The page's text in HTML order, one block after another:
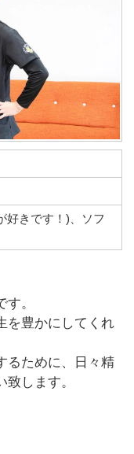
好きです！)、ソフ
。
を豊かにしてくれ
るために、日々精
します。